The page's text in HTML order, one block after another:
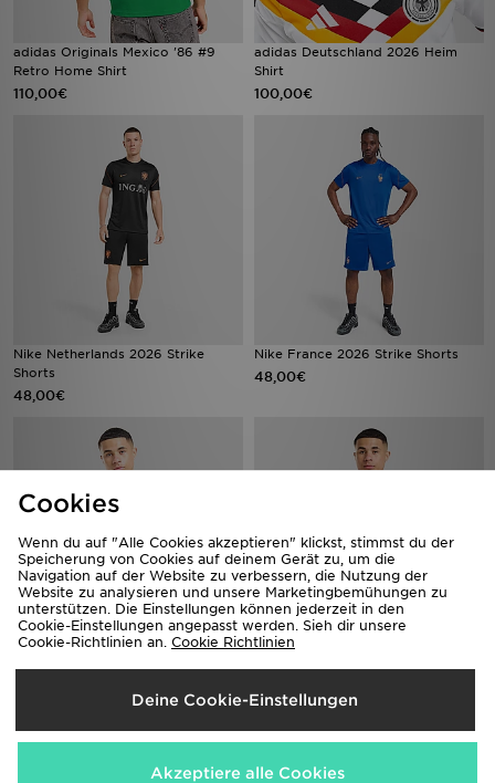
adidas Originals Mexico '86 #9
Retro Home Shirt
110,00€
adidas Deutschland 2026 Heim
Shirt
100,00€
Nike Netherlands 2026 Strike
Shorts
48,00€
Nike France 2026 Strike Shorts
48,00€
110,00€
Cookies
Wenn du auf "Alle Cookies akzeptieren" klickst, stimmst du der
Speicherung von Cookies auf deinem Gerät zu, um die
Navigation auf der Website zu verbessern, die Nutzung der
Website zu analysieren und unsere Marketingbemühungen zu
unterstützen. Die Einstellungen können jederzeit in den
Cookie-Einstellungen angepasst werden. Sieh dir unsere
Cookie-Richtlinien an. Cookie Richtlinien
Deine Cookie-Einstellungen
Akzeptiere alle Cookies